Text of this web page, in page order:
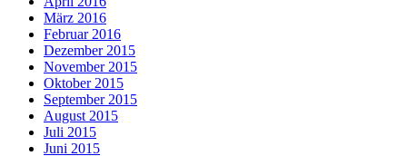
März 2016
Februar 2016
Dezember 2015
November 2015
Oktober 2015
September 2015
August 2015
Juli 2015
Juni 2015